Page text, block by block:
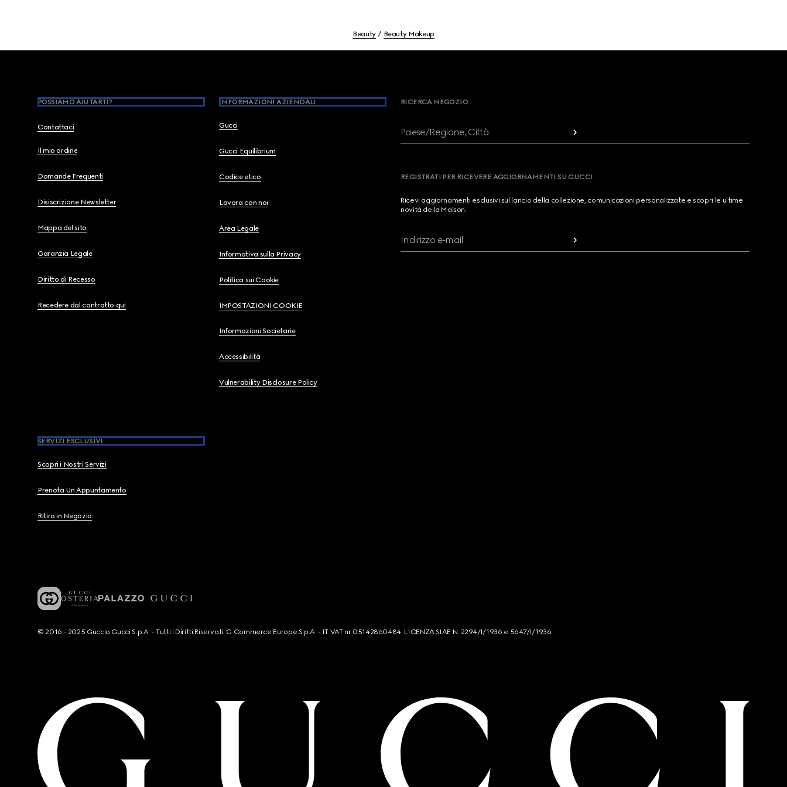
Beauty Beauty Makeup
POSSIAMO AIUTARTI?
Contattaci
Il mio ordine
Domande Frequenti
Disiscrizione Newsletter
Mappa del sito
Garanzia Legale
Diritto di Recesso
Recedere dal contratto qui
INFORMAZIONI AZIENDALI
Gucci
Gucci Equilibrium
Codice etico
Lavora con noi
Area Legale
Informativa sulla Privacy
Politica sui Cookie
IMPOSTAZIONI COOKIE
Informazioni Societarie
Accessibilità
Vulnerability Disclosure Policy
SERVIZI ESCLUSIVI
Scopri i Nostri Servizi
Prenota Un Appuntamento
Ritiro in Negozio
RICERCA NEGOZIO
Paese/Regione, Città
REGISTRATI PER RICEVERE AGGIORNAMENTI SU GUCCI
Ricevi aggiornamenti esclusivi sul lancio della collezione, comunicazioni personalizzate e scopri le ultime
novità della Maison.
Indirizzo e-mail
© 2016 - 2025 Guccio Gucci S.p.A. - Tutti i Diritti Riservati. G Commerce Europe S.p.A. - IT VAT nr 05142860484. LICENZA SIAE N. 2294/I/1936 e 5647/I/1936